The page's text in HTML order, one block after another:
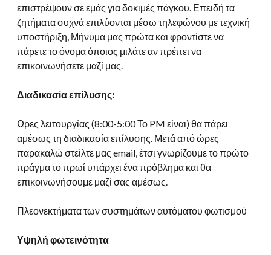
επιστρέψουν σε εμάς για δοκιμές πάγκου. Επειδή τα
ζητήματα συχνά επιλύονται μέσω τηλεφώνου με τεχνική
υποστήριξη, Μήνυμα μας πρώτα και φροντίστε να
πάρετε το όνομα όποιος μιλάτε αν πρέπει να
επικοινωνήσετε μαζί μας.
Διαδικασία επίλυσης:
Ωρες λειτουργίας (8:00-5:00 Το PM είναι) θα πάρει
αμέσως τη διαδικασία επίλυσης. Μετά από ώρες
παρακαλώ στείλτε μας email, έτσι γνωρίζουμε το πρώτο
πράγμα το πρωί υπάρχει ένα πρόβλημα και θα
επικοινωνήσουμε μαζί σας αμέσως.
Πλεονεκτήματα των συστημάτων αυτόματου φωτισμού
Υψηλή φωτεινότητα